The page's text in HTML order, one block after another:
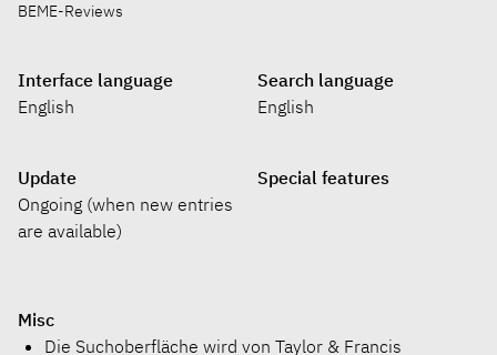
BEME-Reviews
Interface language
English
Search language
English
Update
Ongoing (when new entries
are available)
Special features
Misc
Die Suchoberfläche wird von Taylor & Francis